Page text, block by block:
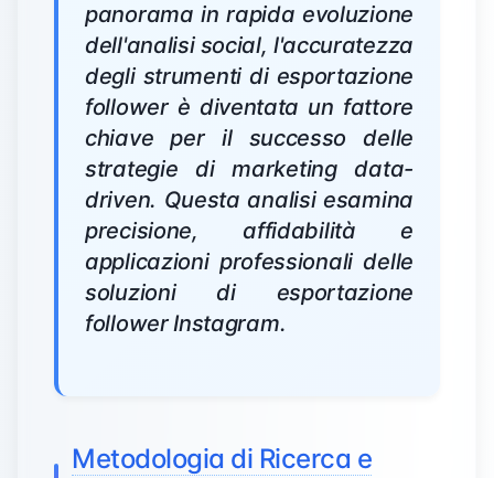
panorama in rapida evoluzione
dell'analisi social, l'accuratezza
degli strumenti di esportazione
follower è diventata un fattore
chiave per il successo delle
strategie di marketing data-
driven. Questa analisi esamina
precisione, affidabilità e
applicazioni professionali delle
soluzioni di esportazione
follower Instagram.
Metodologia di Ricerca e